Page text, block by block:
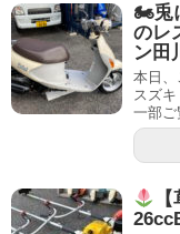
🏍兎
のレ
ン田
本日、
スズ
一部ご